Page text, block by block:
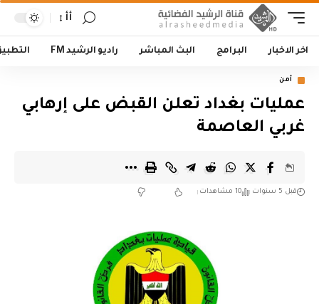
أأ
اخر الاخبار البرامج البث المباشر راديو الرشيد FM
أمن
عمليات بغداد تعلن القبض على إرهابي
غربي العاصمة
قبل 5 سنوات 10 مشاهدات